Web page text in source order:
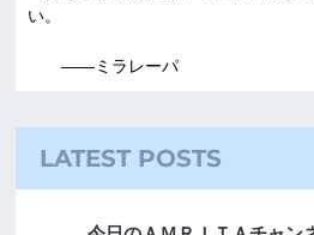
い。
――ミラレーパ
LATEST POSTS